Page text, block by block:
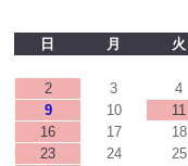
日
月 火
2
3 4
9
10 11
16
17 18
23
24 25